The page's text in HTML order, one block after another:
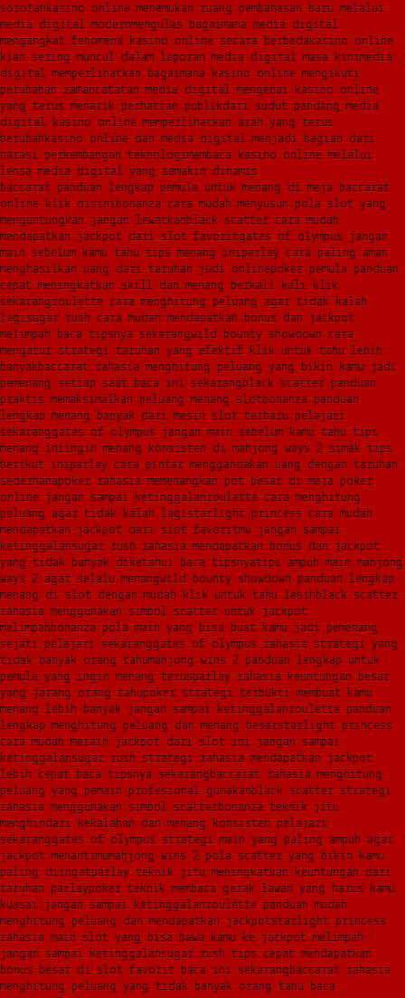
sorotan kasino online menemukan ruang pembahasan baru melalui
media digital modernmengulas bagaimana media digital
mengangkat fenomena kasino online secara berbeda kasino online
kian sering muncul dalam laporan media digital masa kinimedia
digital memperlihatkan bagaimana kasino online mengikuti
perubahan zamancatatan media digital mengenai kasino online
yang terus menarik perhatian publikdari sudut pandang media
digital kasino online memperlihatkan arah yang terus
berubah kasino online dan media digital menjadi bagian dari
narasi perkembangan teknologimembaca kasino online melalui
lensa media digital yang semakin dinamis
baccarat panduan lengkap pemula untuk menang di meja baccarat
online klik disini bonanza cara mudah menyusun pola slot yang
menguntungkan jangan lewatkan black scatter cara mudah
mendapatkan jackpot dari slot favoritgates of olympus jangan
main sebelum kamu tahu tips menang iniparlay cara paling aman
menghasilkan uang dari taruhan judi onlinepoker pemula panduan
cepat meningkatkan skill dan menang berkali kali klik
sekarangroulette cara menghitung peluang agar tidak kalah
lagisugar rush cara mudah mendapatkan bonus dan jackpot
melimpah baca tipsnya sekarangwild bounty showdown cara
mengatur strategi taruhan yang efektif klik untuk tahu lebih
banyak baccarat rahasia menghitung peluang yang bikin kamu jadi
pemenang setiap saat baca ini sekarang black scatter panduan
praktis memaksimalkan peluang menang slotbonanza panduan
lengkap menang banyak dari mesin slot terbaru pelajari
sekaranggates of olympus jangan main sebelum kamu tahu tips
menang iniingin menang konsisten di mahjong ways 2 simak tips
berikut iniparlay cara pintar menggandakan uang dengan taruhan
sederhanapoker rahasia memenangkan pot besar di meja poker
online jangan sampai ketinggalanroulette cara menghitung
peluang agar tidak kalah lagistarlight princess cara mudah
mendapatkan jackpot dari slot favoritmu jangan sampai
ketinggalansugar rush rahasia mendapatkan bonus dan jackpot
yang tidak banyak diketahui baca tipsnyatips ampuh main mahjong
ways 2 agar selalu menangwild bounty showdown panduan lengkap
menang di slot dengan mudah klik untuk tahu lebih black scatter
rahasia menggunakan simbol scatter untuk jackpot
melimpah bonanza pola main yang bisa buat kamu jadi pemenang
sejati pelajari sekaranggates of olympus rahasia strategi yang
tidak banyak orang tahumahjong wins 2 panduan lengkap untuk
pemula yang ingin menang terusparlay rahasia keuntungan besar
yang jarang orang tahupoker strategi terbukti membuat kamu
menang lebih banyak jangan sampai ketinggalanroulette panduan
lengkap menghitung peluang dan menang besarstarlight princess
cara mudah meraih jackpot dari slot ini jangan sampai
ketinggalansugar rush strategi rahasia mendapatkan jackpot
lebih cepat baca tipsnya sekarang baccarat rahasia menghitung
peluang yang pemain profesional gunakan black scatter strategi
rahasia menggunakan simbol scatterbonanza teknik jitu
menghindari kekalahan dan menang konsisten pelajari
sekaranggates of olympus strategi main yang paling ampuh agar
jackpot menantimumahjong wins 2 pola scatter yang bikin kamu
paling diingatparlay teknik jitu meningkatkan keuntungan dari
taruhan parlaypoker teknik membaca gerak lawan yang harus kamu
kuasai jangan sampai ketinggalanroulette panduan mudah
menghitung peluang dan mendapatkan jackpotstarlight princess
rahasia main slot yang bisa bawa kamu ke jackpot melimpah
jangan sampai ketinggalansugar rush tips cepat mendapatkan
bonus besar di slot favorit baca ini sekarang baccarat rahasia
menghitung peluang yang tidak banyak orang tahu baca